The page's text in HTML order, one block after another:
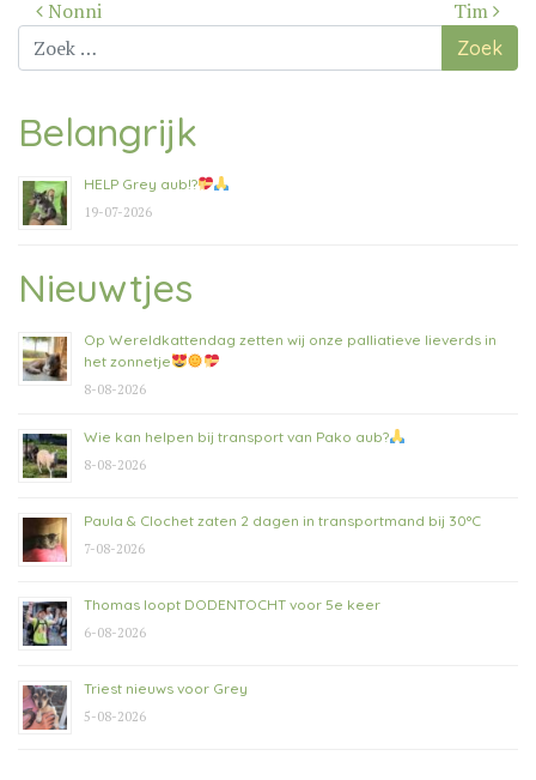
Bericht
navigatie
Nonni
Tim
Zoek
naar:
Belangrijk
HELP Grey aub!?
19-07-2026
Nieuwtjes
Op Wereldkattendag zetten wij onze palliatieve lieverds in
het zonnetje
8-08-2026
Wie kan helpen bij transport van Pako aub?
8-08-2026
Paula & Clochet zaten 2 dagen in transportmand bij 30°C
7-08-2026
Thomas loopt DODENTOCHT voor 5e keer
6-08-2026
Triest nieuws voor Grey
5-08-2026